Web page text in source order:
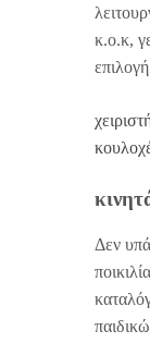
κ.ο.κ,
Δεν